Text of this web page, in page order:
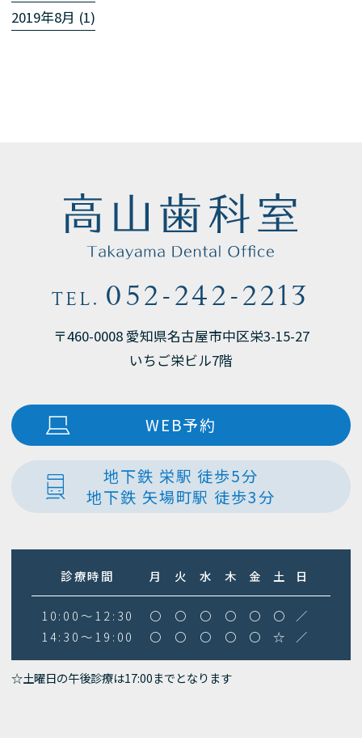
2019年8月 (1)
TEL. 052-242-2213
〒460-0008 愛知県名古屋市中区栄3-15-27
いちご栄ビル7階
WEB予約
地下鉄 栄駅 徒歩5分
地下鉄 矢場町駅 徒歩3分
診療時間 月 火 水 木 金 土 日
10:00～12:30 〇 〇 〇 〇 〇 〇
／
14:30～19:00
〇 〇 〇 〇 〇 ☆ ／
☆土曜日の午後診療は17:00までとなります